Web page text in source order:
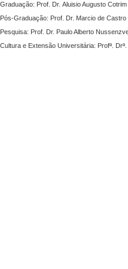
Graduação: Prof. Dr. Aluisio Augusto
Pós-Graduação: Prof. Dr. Marcio de Castro
Pesquisa: Prof. Dr. Paulo Alberto
Cultura e Extensão Universitária: Profª.